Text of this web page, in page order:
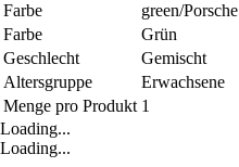
Farbe
green/Porsche
Farbe
Grün
Geschlecht
Gemischt
Altersgruppe
Erwachsene
Menge pro Produkt 1
Loading...
Loading...